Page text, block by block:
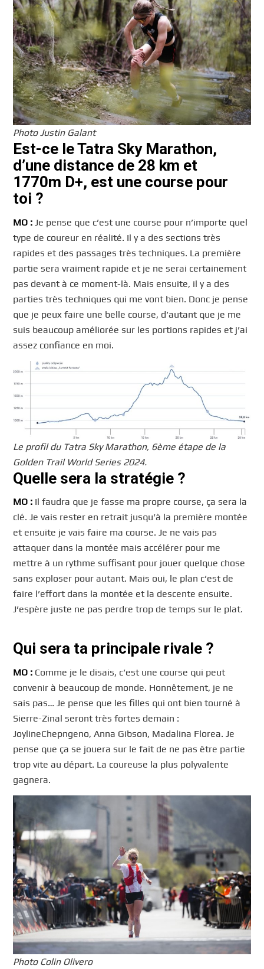
Photo Justin Galant
Est-ce le Tatra Sky Marathon,
d’une distance de 28 km et
1770m D+, est une course pour
toi ?
MO :Je pense que c’est une course pour n’importe quel
type de coureur en réalité. Il y a des sections très
rapides et des passages très techniques. La première
partie sera vraiment rapide et je ne serai certainement
pas devant à ce moment-là. Mais ensuite, il y a des
parties très techniques qui me vont bien. Donc je pense
que je peux faire une belle course, d’autant que je me
suis beaucoup améliorée sur les portions rapides et j’ai
assez confiance en moi.
Le profil du Tatra Sky Marathon, 6ème étape de la
Golden Trail World Series 2024.
Quelle sera la stratégie ?
MO : Il faudra que je fasse ma propre course, ça sera la
clé. Je vais rester en retrait jusqu’à la première montée
et ensuite je vais faire ma course. Je ne vais pas
attaquer dans la montée mais accélérer pour me
mettre à un rythme suffisant pour jouer quelque chose
sans exploser pour autant. Mais oui, le plan c’est de
faire l’effort dans la montée et la descente ensuite.
J’espère juste ne pas perdre trop de temps sur le plat.
Qui sera ta principale rivale ?
MO : Comme je le disais, c’est une course qui peut
convenir à beaucoup de monde. Honnêtement, je ne
sais pas… Je pense que les filles qui ont bien tourné à
Sierre-Zinal seront très fortes demain :
JoylineChepngeno, Anna Gibson, Madalina Florea. Je
pense que ça se jouera sur le fait de ne pas être partie
trop vite au départ. La coureuse la plus polyvalente
gagnera.
Photo Colin Olivero